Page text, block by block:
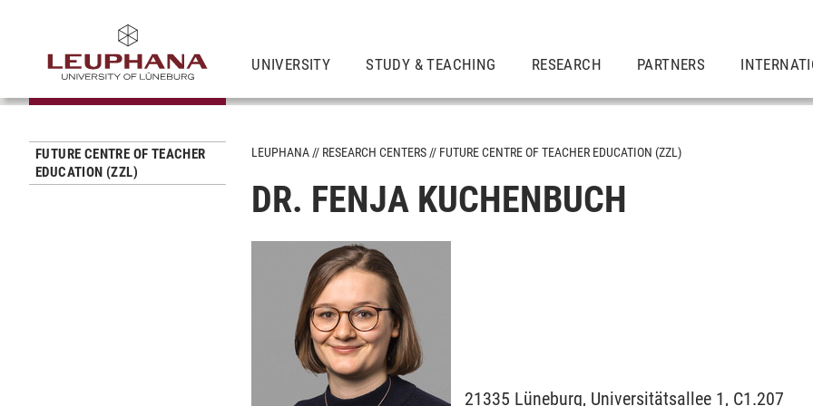
UNIVERSITY STUDY & TEACHING RESEARCH PARTNERS
FUTURE CENTRE OF TEACHER
EDUCATION (ZZL)
LEUPHANA RESEARCH CENTERS FUTURE CENTRE OF TEACHER EDUCATION (ZZL)
DR. FENJA KUCHENBUCH
21335 Lüneburg, Universitätsallee 1, C1.207